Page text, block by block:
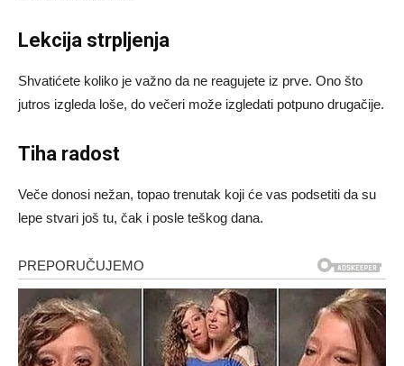
Lekcija strpljenja
Shvatićete koliko je važno da ne reagujete iz prve. Ono što
jutros izgleda loše, do večeri može izgledati potpuno drugačije.
Tiha radost
Veče donosi nežan, topao trenutak koji će vas podsetiti da su
lepe stvari još tu, čak i posle teškog dana.